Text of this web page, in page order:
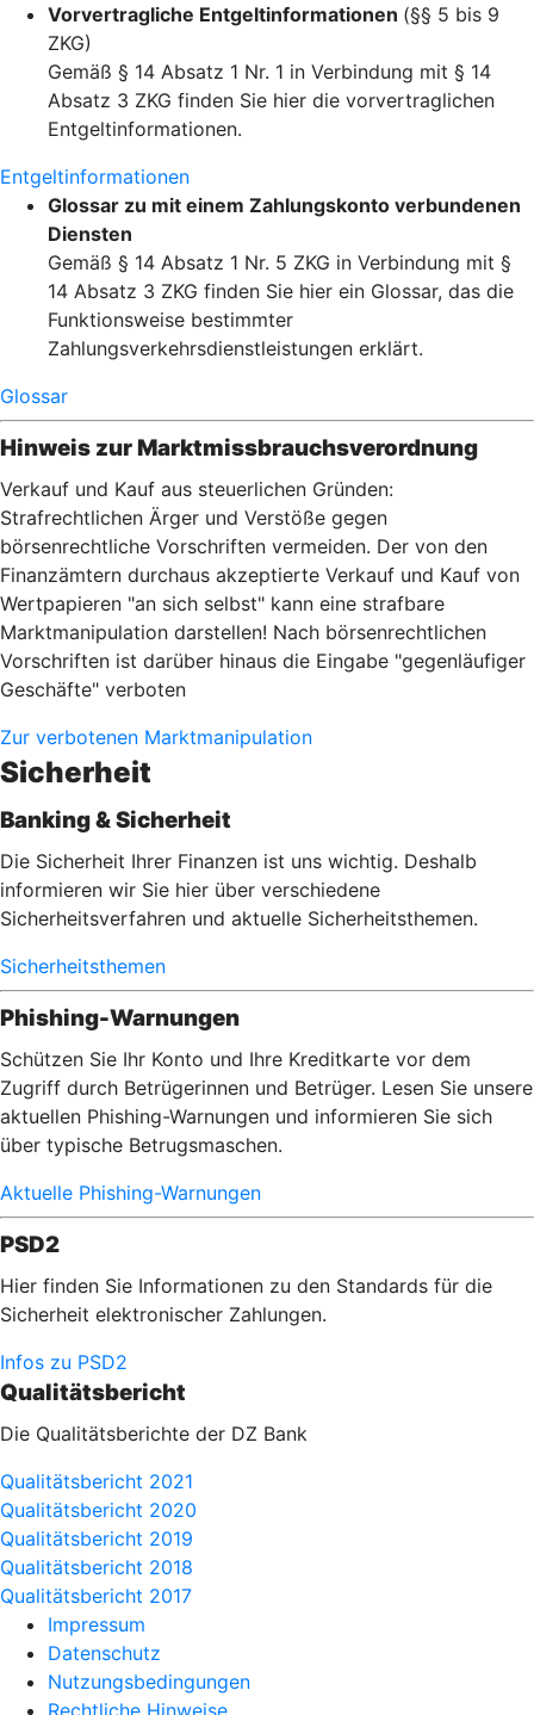
Vorvertragliche Entgeltinformationen (§§ 5 bis 9
ZKG)
Gemäß § 14 Absatz 1 Nr. 1 in Verbindung mit § 14
Absatz 3 ZKG finden Sie hier die vorvertraglichen
Entgeltinformationen.
Entgeltinformationen
Glossar zu mit einem Zahlungskonto verbundenen
Diensten
Gemäß § 14 Absatz 1 Nr. 5 ZKG in Verbindung mit §
14 Absatz 3 ZKG finden Sie hier ein Glossar, das die
Funktionsweise bestimmter
Zahlungsverkehrsdienstleistungen erklärt.
Glossar
Hinweis zur Marktmissbrauchsverordnung
Verkauf und Kauf aus steuerlichen Gründen:
Strafrechtlichen Ärger und Verstöße gegen
börsenrechtliche Vorschriften vermeiden. Der von den
Finanzämtern durchaus akzeptierte Verkauf und Kauf von
Wertpapieren "an sich selbst" kann eine strafbare
Marktmanipulation darstellen! Nach börsenrechtlichen
Vorschriften ist darüber hinaus die Eingabe "gegenläufiger
Geschäfte" verboten
Zur verbotenen Marktmanipulation
Sicherheit
Banking & Sicherheit
Die Sicherheit Ihrer Finanzen ist uns wichtig. Deshalb
informieren wir Sie hier über verschiedene
Sicherheitsverfahren und aktuelle Sicherheitsthemen.
Sicherheitsthemen
Phishing-Warnungen
Schützen Sie Ihr Konto und Ihre Kreditkarte vor dem
Zugriff durch Betrügerinnen und Betrüger. Lesen Sie unsere
aktuellen Phishing-Warnungen und informieren Sie sich
über typische Betrugsmaschen.
Aktuelle Phishing-Warnungen
PSD2
Hier finden Sie Informationen zu den Standards für die
Sicherheit elektronischer Zahlungen.
Infos zu PSD2
Qualitätsbericht
Die Qualitätsberichte der DZ Bank
Qualitätsbericht 2021
Qualitätsbericht 2020
Qualitätsbericht 2019
Qualitätsbericht 2018
Qualitätsbericht 2017
Impressum
Datenschutz
Nutzungsbedingungen
Rechtliche Hinweise